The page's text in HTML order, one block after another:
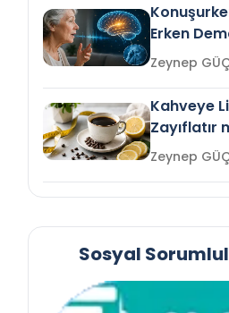
Erken
Olabilir
Kahveye
Zayıflatır
Sosyal